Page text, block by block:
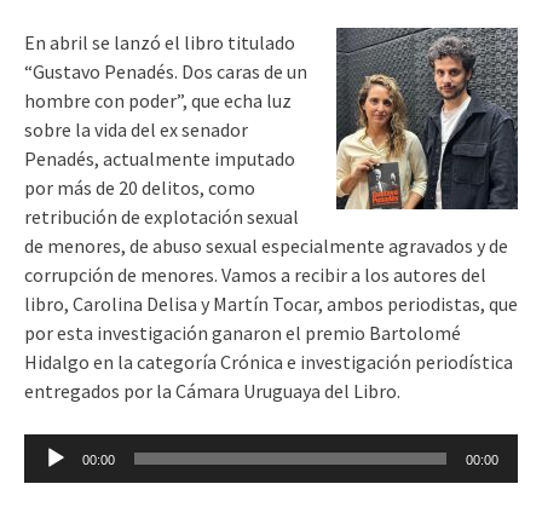
En abril se lanzó el libro titulado
“Gustavo Penadés. Dos caras de un
hombre con poder”, que echa luz
sobre la vida del ex senador
Penadés, actualmente imputado
por más de 20 delitos, como
retribución de explotación sexual
de menores, de abuso sexual especialmente agravados y de
corrupción de menores. Vamos a recibir a los autores del
libro, Carolina Delisa y Martín Tocar, ambos periodistas, que
por esta investigación ganaron el premio Bartolomé
Hidalgo en la categoría Crónica e investigación periodística
entregados por la Cámara Uruguaya del Libro.
Reproductor
00:00 00:00